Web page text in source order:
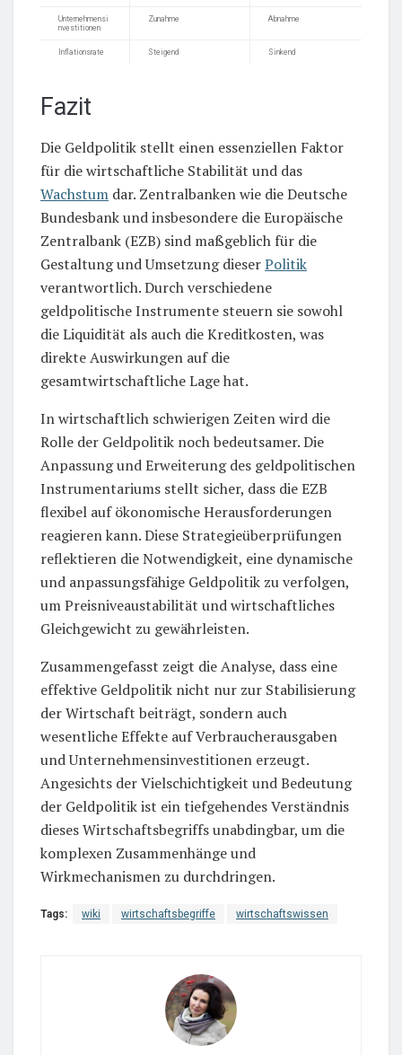
Unternehmensi
nvestitionen
Zunahme Abnahme
Inflationsrate Steigend Sinkend
Fazit
Die Geldpolitik stellt einen essenziellen Faktor
für die wirtschaftliche Stabilität und das
Wachstum dar. Zentralbanken wie die Deutsche
Bundesbank und insbesondere die Europäische
Zentralbank (EZB) sind maßgeblich für die
Gestaltung und Umsetzung dieserPolitik
verantwortlich. Durch verschiedene
geldpolitische Instrumente steuern sie sowohl
die Liquidität als auch die Kreditkosten, was
direkte Auswirkungen auf die
gesamtwirtschaftliche Lage hat.
In wirtschaftlich schwierigen Zeiten wird die
Rolle der Geldpolitik noch bedeutsamer. Die
Anpassung und Erweiterung des geldpolitischen
Instrumentariums stellt sicher, dass die EZB
flexibel auf ökonomische Herausforderungen
reagieren kann. Diese Strategieüberprüfungen
reflektieren die Notwendigkeit, eine dynamische
und anpassungsfähige Geldpolitik zu verfolgen,
um Preisniveaustabilität und wirtschaftliches
Gleichgewicht zu gewährleisten.
Zusammengefasst zeigt die Analyse, dass eine
effektive Geldpolitik nicht nur zur Stabilisierung
der Wirtschaft beiträgt, sondern auch
wesentliche Effekte auf Verbraucherausgaben
und Unternehmensinvestitionen erzeugt.
Angesichts der Vielschichtigkeit und Bedeutung
der Geldpolitik ist ein tiefgehendes Verständnis
dieses Wirtschaftsbegriffs unabdingbar, um die
komplexen Zusammenhänge und
Wirkmechanismen zu durchdringen.
Tags: wiki wirtschaftsbegriffe wirtschaftswissen